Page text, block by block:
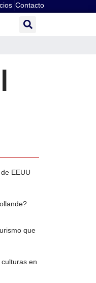
Contacto
EEUU
que
en